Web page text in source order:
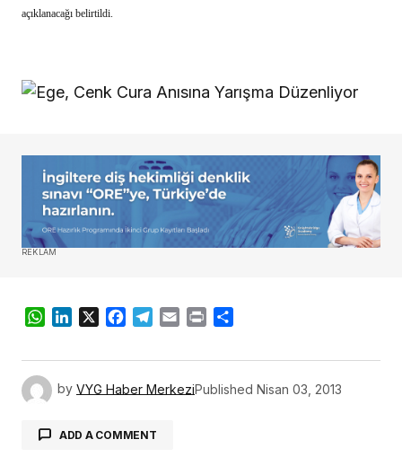
açıklanacağı belirtildi.
REKLAM
WhatsApp
LinkedIn
X Facebook
Telegram
Email Print
by VYG Haber MerkeziPublished Nisan 03, 2013
ADD A COMMENT